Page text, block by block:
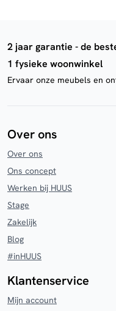
2 jaar garantie - de
1 fysieke woonwinkel
Ervaar onze meubels en
Over ons
Over ons
Ons concept
Werken bij HUUS
Stage
Zakelijk
Blog
#inHUUS
Klantenservice
Mijn account